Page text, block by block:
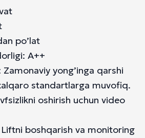
po’lat
A++
Zamonaviy yong’inga qarshi
standartlarga muvofiq.
oshirish uchun video
boshqarish va monitoring